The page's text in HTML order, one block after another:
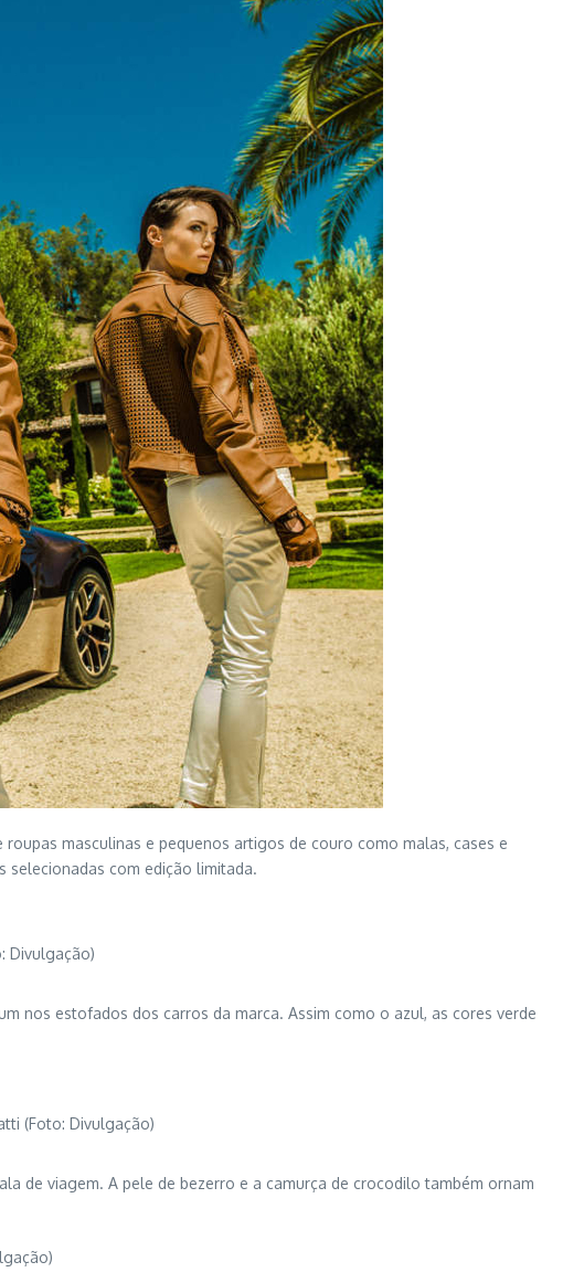
masculinas e pequenos artigos de couro como malas, cases e
selecionadas com edição limitada.
Divulgação)
nos estofados dos carros da marca. Assim como o azul, as cores verde
(Foto: Divulgação)
de viagem. A pele de bezerro e a camurça de crocodilo também ornam